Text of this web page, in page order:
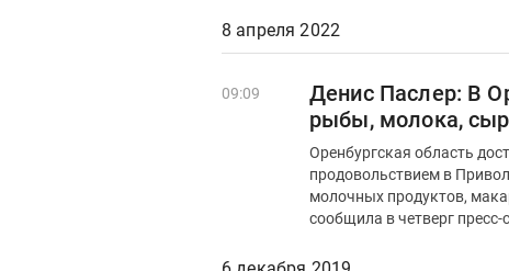
8 апреля 2022
09:09
Денис Паслер: В
рыбы, молока,
Оренбургская область
продовольствием в
молочных продуктов,
сообщила в четверг